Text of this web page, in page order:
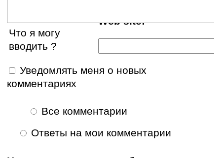
Web site:
Что я могу
вводить ?
Уведомлять меня о новых
комментариях
Все комментарии
Ответы на мои комментарии